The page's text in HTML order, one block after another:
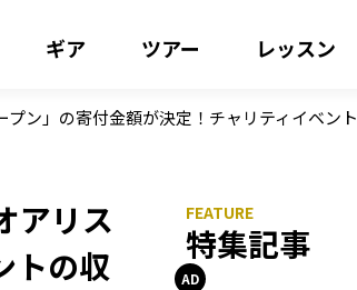
ギア ツアー レッスン
ン」の寄付金額が決定！チャリティイベン
アリス
トの収
特集記事